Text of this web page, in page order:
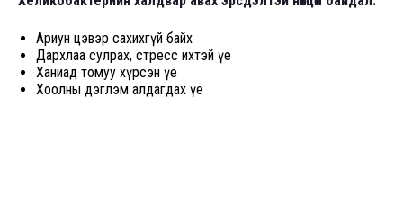
Ариун цэвэр сахихгүй байх
Дархлаа сулрах, стресс ихтэй үе
Ханиад томуу хүрсэн үе
Хоолны дэглэм алдагдах үе